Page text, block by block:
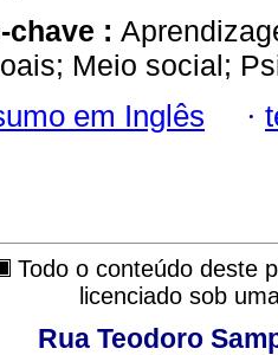
chave :
Meio social;
em Inglês ·
Todo o conteúdo deste
licenciado sob
Rua Teodoro